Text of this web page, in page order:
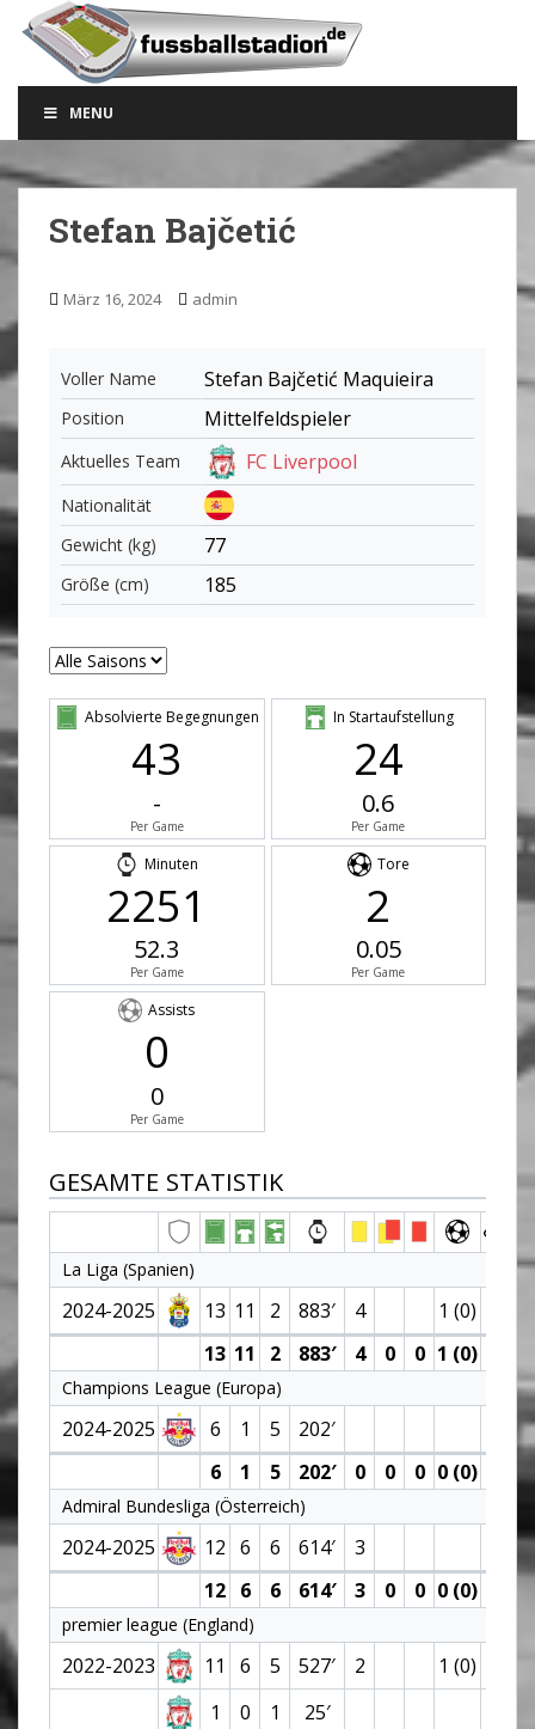
m
n
n
MENU
Stefan Bajčetić
März 16, 2024 admin
Voller Name Stefan Bajčetić Maquieira
Position Mittelfeldspieler
Aktuelles Team FC Liverpool
Nationalität
Gewicht (kg)
77
Größe (cm) 185
Absolvierte Begegnungen
43
-
Per Game
In Startaufstellung
24
0.6
Per Game
Minuten
2251
52.3
Per Game
Tore
2
0.05
Per Game
Assists
0
0
Per Game
GESAMTE STATISTIK
La Liga (Spanien)
2024-2025 13 11 2 883′ 4
1 (0)
13 11 2 883′ 4 0 0 1 (0)
Champions League (Europa)
2024-2025 6 1 5
202′
6
1 5 202′ 0 0 0 0 (0)
Admiral Bundesliga (Österreich)
2024-2025 12 6 6 614′
3
12 6 6 614′ 3 0 0 0 (0)
premier league (England)
2022-2023 11 6 5 527′ 2
1 (0)
1
0 1
25′